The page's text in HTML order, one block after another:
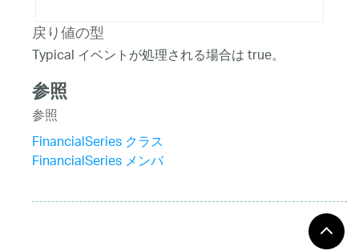
戻り値の型
Typical イベントが処理される場合は true。
参照
参照
FinancialSeries クラス
FinancialSeries メンバ